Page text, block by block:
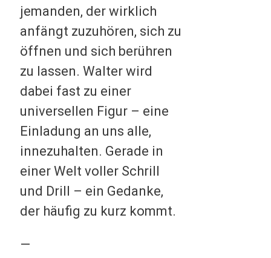
jemanden, der wirklich
anfängt zuzuhören, sich zu
öffnen und sich berühren
zu lassen. Walter wird
dabei fast zu einer
universellen Figur – eine
Einladung an uns alle,
innezuhalten. Gerade in
einer Welt voller Schrill
und Drill – ein Gedanke,
der häufig zu kurz kommt.
—